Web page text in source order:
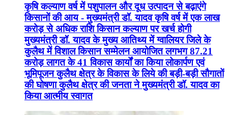
कृषि कल्याण वर्ष में पशुपालन और दूध उत्पादन से बढ़ाएंगे
किसानों की आय - मुख्यमंत्री डॉ. यादव कृषि वर्ष में एक लाख
करोड़ से अधिक राशि किसान कल्याण पर खर्च होगी
मुख्यमंत्री डॉ. यादव के मुख्य आतिथ्य में ग्वालियर जिले के
कुलैथ में विशाल किसान सम्मेलन आयोजित लगभग 87.21
करोड़ लागत के 41 विकास कार्यों का किया लोकार्पण एवं
भूमिपूजन कुलैथ क्षेत्र के विकास के लिये की बड़ी-बड़ी सौगातों
की घोषणा कुलैथ क्षेत्र की जनता ने मुख्यमंत्री डॉ. यादव का
किया आत्मीय स्वागत